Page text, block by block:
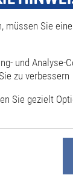
müssen Sie
und Analyse-
zu verbessern
Sie gezielt